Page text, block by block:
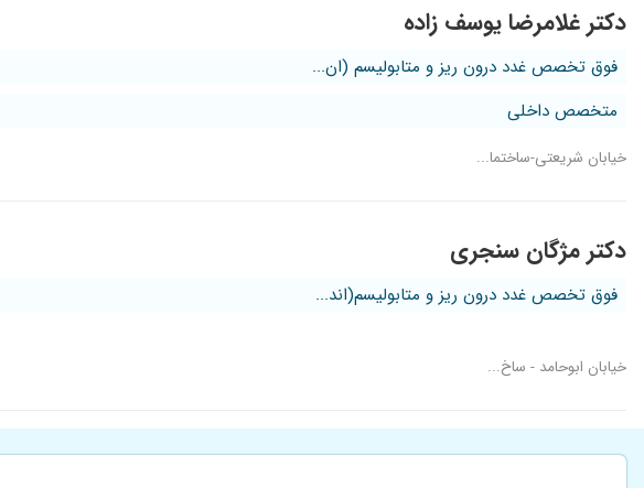
دکتر غلامرضا یوسف زاده
فوق تخصص غدد درون ریز و متابولیسم (ان...
متخصص داخلی
خیابان شریعتی-ساختما...
دکتر مژگان سنجری
فوق تخصص غدد درون ریز و متابولیسم(اند...
خیابان ابوحامد - ساخ...